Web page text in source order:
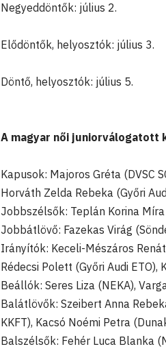
Negyeddöntők: július 2.
Elődöntők, helyosztók: július 3.
Döntő, helyosztók: július 5.
A magyar női juniorválogatott
Kapusok: Majoros Gréta (DVSC
Horváth Zelda Rebeka (Győri
Jobbszélsők: Teplán Korina
Jobbátlövő: Fazekas Virág
Irányítók: Keceli-Mészáros
Rédecsi Polett (Győri Audi ETO),
Beállók: Seres Liza (NEKA),
Balátlövők: Szeibert Anna
KKFT), Kacsó Noémi Petra
Balszélsők: Fehér Luca Blanka